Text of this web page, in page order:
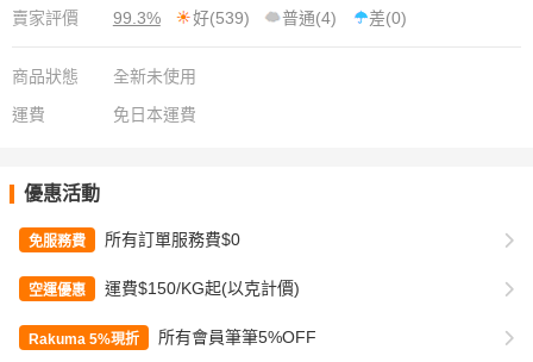
賣家評價
99.3% 好(539) 普通(4) 差(0)
商品狀態
全新未使用
運費
免日本運費
優惠活動
免服務費 所有訂單服務費$0
空運優惠 運費$150/KG起(以克計價)
Rakuma 5%現折 所有會員筆筆5%OFF